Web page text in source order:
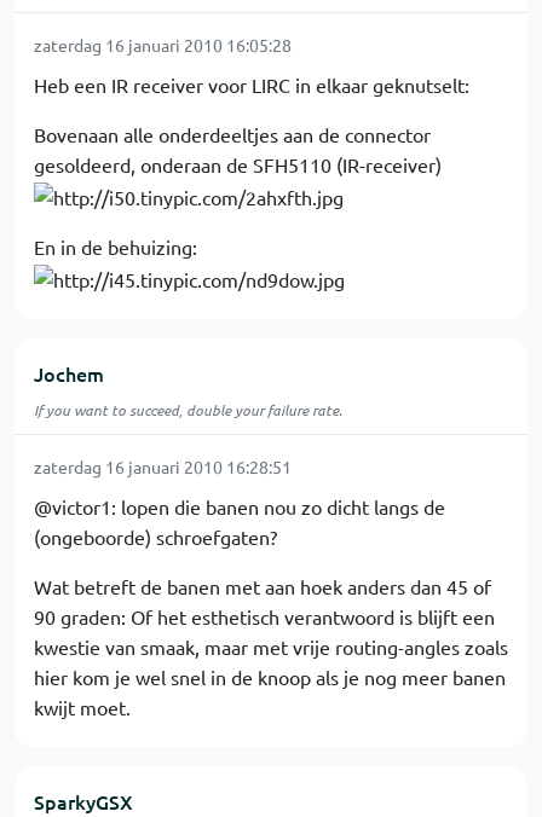
zaterdag 16 januari 2010 16:05:28
Heb een IR receiver voor LIRC in elkaar geknutselt:
Bovenaan alle onderdeeltjes aan de connector
gesoldeerd, onderaan de SFH5110 (IR-receiver)
En in de behuizing:
Jochem
If you want to succeed, double your failure rate.
zaterdag 16 januari 2010 16:28:51
@victor1: lopen die banen nou zo dicht langs de
(ongeboorde) schroefgaten?
Wat betreft de banen met aan hoek anders dan 45 of
90 graden: Of het esthetisch verantwoord is blijft een
kwestie van smaak, maar met vrije routing-angles zoals
hier kom je wel snel in de knoop als je nog meer banen
kwijt moet.
SparkyGSX